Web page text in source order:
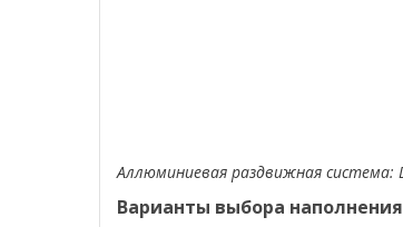
Аллюминиевая раздвижная система:
Варианты выбора